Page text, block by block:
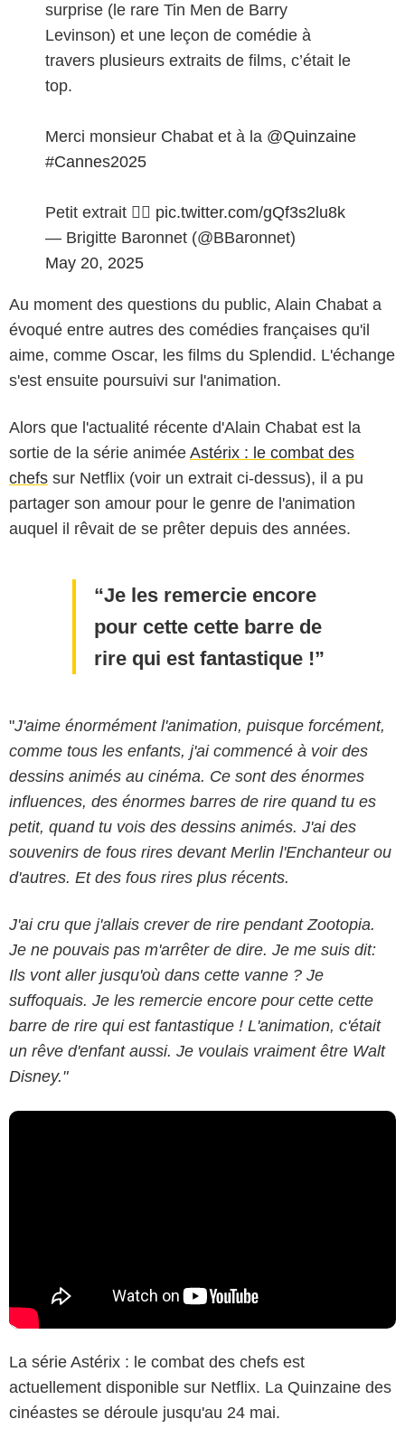
surprise (le rare Tin Men de Barry
Levinson) et une leçon de comédie à
travers plusieurs extraits de films, c’était le
top.
Merci monsieur Chabat et à la @Quinzaine
#Cannes2025
Petit extrait 👇🏻 pic.twitter.com/gQf3s2lu8k
— Brigitte Baronnet (@BBaronnet)
May 20, 2025
Au moment des questions du public, Alain Chabat a
évoqué entre autres des comédies françaises qu'il
aime, comme Oscar, les films du Splendid. L'échange
s'est ensuite poursuivi sur l'animation.
Alors que l'actualité récente d'Alain Chabat est la
sortie de la série animée Astérix : le combat des
chefs sur Netflix (voir un extrait ci-dessus), il a pu
partager son amour pour le genre de l'animation
auquel il rêvait de se prêter depuis des années.
Je les remercie encore
pour cette cette barre de
rire qui est fantastique !
"J'aime énormément l'animation, puisque forcément,
comme tous les enfants, j'ai commencé à voir des
dessins animés au cinéma. Ce sont des énormes
influences, des énormes barres de rire quand tu es
petit, quand tu vois des dessins animés. J'ai des
souvenirs de fous rires devant Merlin l'Enchanteur ou
d'autres. Et des fous rires plus récents.
J'ai cru que j'allais crever de rire pendant Zootopia.
Je ne pouvais pas m'arrêter de dire. Je me suis dit:
Ils vont aller jusqu'où dans cette vanne ? Je
suffoquais. Je les remercie encore pour cette cette
barre de rire qui est fantastique ! L'animation, c'était
un rêve d'enfant aussi. Je voulais vraiment être Walt
Disney."
La série Astérix : le combat des chefs est
actuellement disponible sur Netflix. La Quinzaine des
cinéastes se déroule jusqu'au 24 mai.